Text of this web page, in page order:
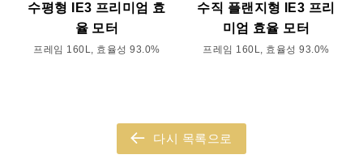
수평형 IE3 프리미엄 효
율 모터
프레임 160L, 효율성 93.0%
수직 플랜지형 IE3 프리
미엄 효율 모터
프레임 160L, 효율성 93.0%
다시 목록으로